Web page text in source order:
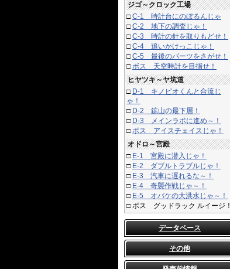
ジゴ～クロック工場
□C-1 時計台にのぼるんじゃ
□C-2 地下の調査じゃ！
□C-3 時計の針を取りもどせ！
□C-4 追いかけっこじゃ！
□C-5 最後のパーツをさがせ！
□ボス 天空時計を目指せ！
ヒヤツキ～ヤ坑道
□ D-1 キノピオくんと合流じ
ゃ！
□ D-2 鉱山の最下層！
□ D-3 メインラボに進め～！
□ボス アイスチェイスじゃ！
オドロ～宮殿
□ E-1 宮殿に潜入じゃ！
□ E-2 ダブルトラブルじゃ！
□ E-3 汽車に遅れるな～！
□ E-4 奇襲作戦じゃ～！
□ E-5 オバケの大洪水じゃ～！
□ボス グッドラック ルイージ！
データベース
その他